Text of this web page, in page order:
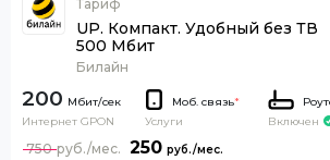
Тариф
UP. Компакт. Удобный без ТВ
500 Мбит
Билайн
200
Интернет GPON
Моб. связь*
Услуги
Включен
250
750